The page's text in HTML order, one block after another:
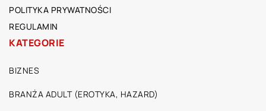
POLITYKA PRYWATNOŚCI
REGULAMIN
KATEGORIE
BIZNES
BRANŻA ADULT (EROTYKA, HAZARD)